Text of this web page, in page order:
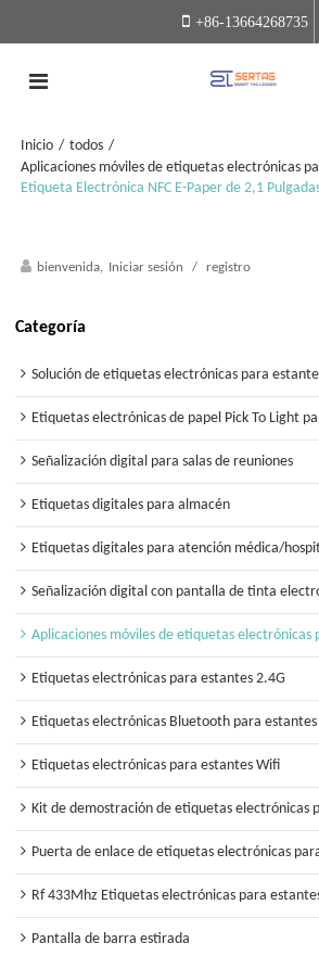
+86-13664268735
Inicio / todos /
Aplicaciones móviles de etiquetas electrónicas
Etiqueta Electrónica NFC E-Paper de 2,1
bienvenida, Iniciar sesión / registro
Categoría
Solución de etiquetas electrónicas para
Etiquetas electrónicas de papel Pick To Light
Señalización digital para salas de reuniones
Etiquetas digitales para almacén
Etiquetas digitales para atención médica/
Señalización digital con pantalla de tinta
Aplicaciones móviles de etiquetas electrónicas
Etiquetas electrónicas para estantes 2.4G
Etiquetas electrónicas Bluetooth para estantes
Etiquetas electrónicas para estantes Wifi
Kit de demostración de etiquetas electrónicas
Puerta de enlace de etiquetas electrónicas
Rf 433Mhz Etiquetas electrónicas para
Pantalla de barra estirada